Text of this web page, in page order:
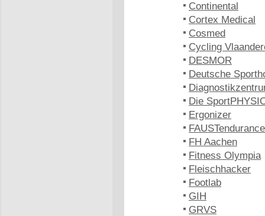
Continental
Cortex Medical
Cosmed
Cycling
DESMOR
Deutsche
Die
Ergonizer
FAUSTendurance
FH Aachen
Fitness Olympia
Fleischhacker
Footlab
GIH
GRVS